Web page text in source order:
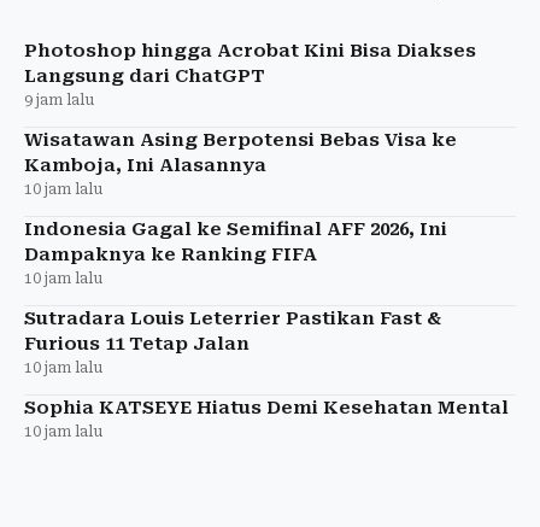
tarik iklan
Photoshop hingga Acrobat Kini Bisa Diakses
Langsung dari ChatGPT
9 jam lalu
Wisatawan Asing Berpotensi Bebas Visa ke
Kamboja, Ini Alasannya
10 jam lalu
Indonesia Gagal ke Semifinal AFF 2026, Ini
Dampaknya ke Ranking FIFA
10 jam lalu
Sutradara Louis Leterrier Pastikan Fast &
Furious 11 Tetap Jalan
10 jam lalu
Sophia KATSEYE Hiatus Demi Kesehatan Mental
10 jam lalu